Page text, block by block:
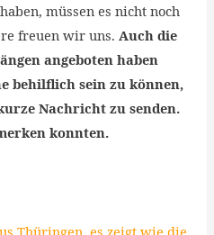
müssen es nicht noch
freuen wir uns. Auch die
angeboten haben
behilflich sein zu können,
Nachricht zu senden.
konnten.